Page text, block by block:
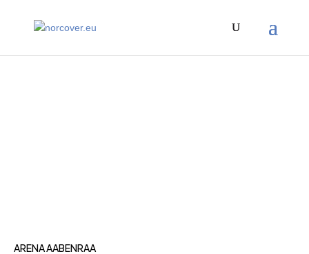
ARENA AABENRAA